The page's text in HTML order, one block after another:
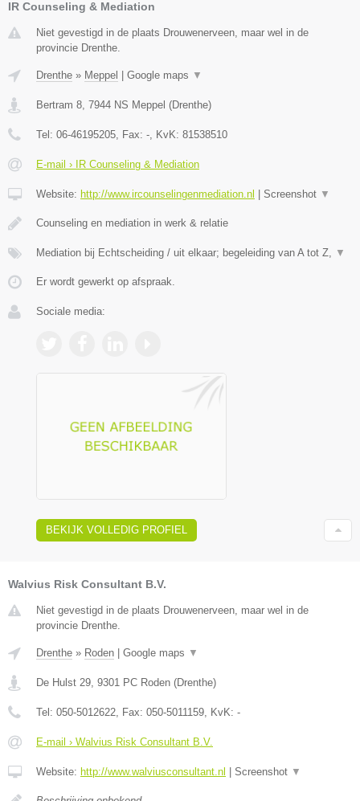
IR Counseling & Mediation
Niet gevestigd in de plaats Drouwenerveen, maar wel in de
provincie Drenthe.
Drenthe » Meppel Google maps ▼
Bertram 8 7944 NS Meppel (Drenthe)
Tel: 06-46195205 , Fax: - , KvK: 81538510
E-mail › IR Counseling & Mediation
Website: http://www.ircounselingenmediation.nl Screenshot ▼
Counseling en mediation in werk & relatie
Mediation bij Echtscheiding / uit elkaar; begeleiding van A tot Z, ▼
Er wordt gewerkt op afspraak.
Sociale media:
BEKIJK VOLLEDIG PROFIEL
Walvius Risk Consultant B.V.
Niet gevestigd in de plaats Drouwenerveen, maar wel in de
provincie Drenthe.
Drenthe » Roden Google maps ▼
De Hulst 29, 9301 PC Roden (Drenthe)
Tel: 050-5012622, Fax: 050-5011159, KvK: -
E-mail › Walvius Risk Consultant B.V.
Website: http://www.walviusconsultant.nl Screenshot ▼